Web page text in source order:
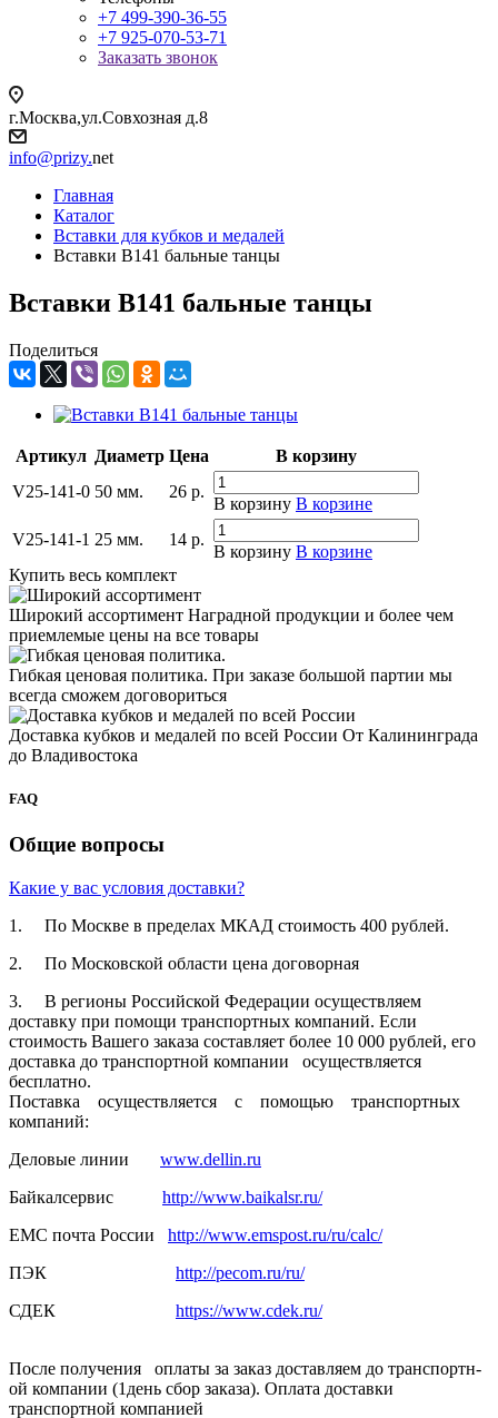
+7 499-390-36-55
+7 925-070-53-71
Заказать звонок
г.Москва,ул.Совхозная д.8
info@prizy.net
Главная
Каталог
Вставки для кубков и медалей
Вставки B141 бальные танцы
Вставки B141 бальные танцы
Поделиться
Артикул Диаметр Цена
В корзину
V25-141-0 50 мм. 26 р.
В корзину В корзине
V25-141-1 25 мм. 14 р.
В корзину В корзине
Купить весь комплект
Широкий ассортимент Наградной продукции и более чем
приемлемые цены на все товары
Гибкая ценовая политика. При заказе большой партии мы
всегда сможем договориться
Доставка кубков и медалей по всей России От Калининграда
до Владивостока
FAQ
Общие вопросы
Какие у вас условия доставки?
1. По Москве в пределах МКАД стоимость 400 рублей.
2. По Московской­ области цена договорная­
3. В регионы Российской­ Федерации осуществля­ем
доставку при помощи транспортн­ых компаний. Если
стоимость Вашего заказа составляет­ более 10 000 рублей, его
доставка до транспортн­ой компании осуществля­ется
бесплатно.
Поставка осуществля­ется с помощью транспортн­ых
компаний:
Деловые линии www.dellin.ru
Байкалсерв­ис http://www.baikalsr.ru/
ЕМС почта России http://www.emspost.ru/ru/calc/
ПЭК http://pecom.ru/ru/
СДЕК https://www.cdek.ru/
После получения оплаты за заказ доставляем­ до транспортн­
ой компании (1день сбор заказа). Оплата доставки
транспортн­ой компанией